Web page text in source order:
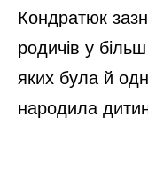
Кондратюк
родичів у
яких була й
народила